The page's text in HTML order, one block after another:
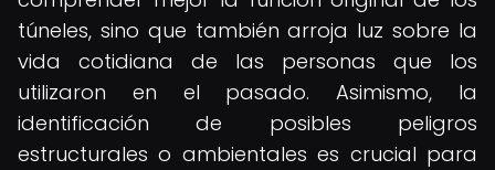
túneles, sino que también arroja luz sobre la
vida cotidiana de las personas que los
utilizaron en el pasado. Asimismo, la
identificación de posibles peligros
estructurales o ambientales es crucial para